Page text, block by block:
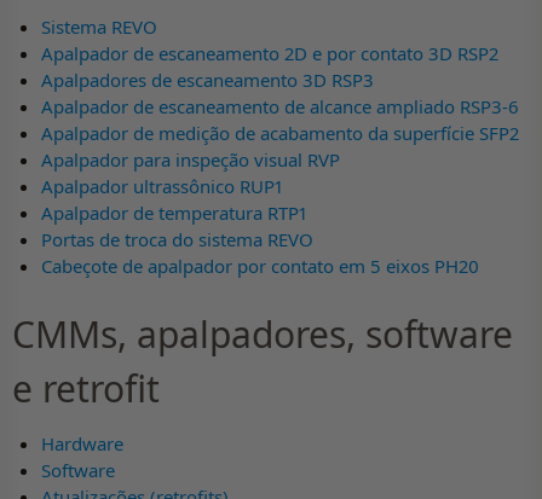
Sistema REVO
Apalpador de escaneamento 2D e por contato 3D RSP2
Apalpadores de escaneamento 3D RSP3
Apalpador de escaneamento de alcance ampliado RSP3-6
Apalpador de medição de acabamento da superfície SFP2
Apalpador para inspeção visual RVP
Apalpador ultrassônico RUP1
Apalpador de temperatura RTP1
Portas de troca do sistema REVO
Cabeçote de apalpador por contato em 5 eixos PH20
CMMs, apalpadores, software
e retrofit
Hardware
Software